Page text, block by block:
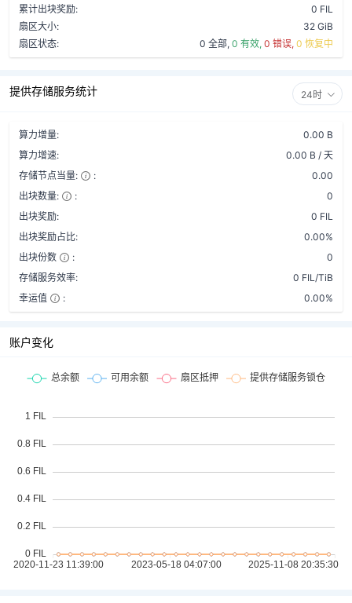
累计出块奖励:
0 FIL
扇区大小:
32 GiB
扇区状态:
0 全部, 0 有效, 0 错误, 0 恢复中
提供存储服务统计 24时
算力增量:
0.00 B
算力增速:
0.00 B / 天
存储节点当量:
:
0.00
出块数量:
:
0
出块奖励:
0 FIL
出块奖励占比:
0.00%
出块份数
:
0
存储服务效率:
0 FIL/TiB
幸运值
: 0.00%
账户变化